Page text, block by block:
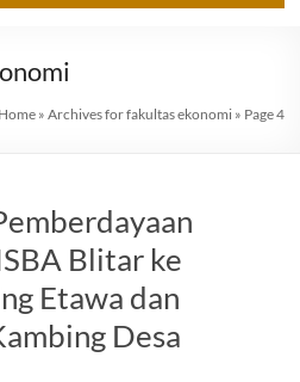
Home» Archives for fakultas ekonomi» Page 4
Blitar ke
Etawa dan
Desa